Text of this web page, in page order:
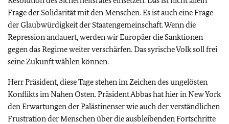
Frage der Solidarität mit den Menschen. Es ist auch eine Frage
der Glaubwürdigkeit der Staatengemeinschaft. Wenn die
Repression andauert, werden wir Europäer die Sanktionen
gegen das Regime weiter verschärfen. Das syrische Volk soll frei
seine Zukunft wählen können.
Herr Präsident, diese Tage stehen im Zeichen des ungelösten
Konflikts im Nahen Osten. Präsident Abbas hat hier in New York
den Erwartungen der Palästinenser wie auch der verständlichen
Frustration der Menschen über die ausbleibenden Fortschritte